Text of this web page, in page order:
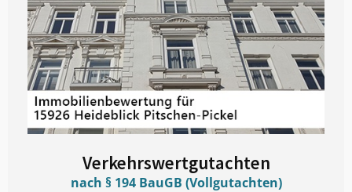
Verkehrswertgutachten
nach § 194 BauGB (Vollgutachten)